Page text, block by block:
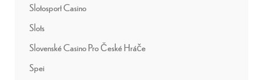
Slotosport Casino
Slots
Slovenské Casino Pro České Hráče
Spei